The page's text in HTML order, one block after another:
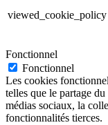
viewed_cookie_policy
Fonctionnel
Fonctionnel
Les cookies
telles que le partage
médias sociaux, la
fonctionnalités tierces.